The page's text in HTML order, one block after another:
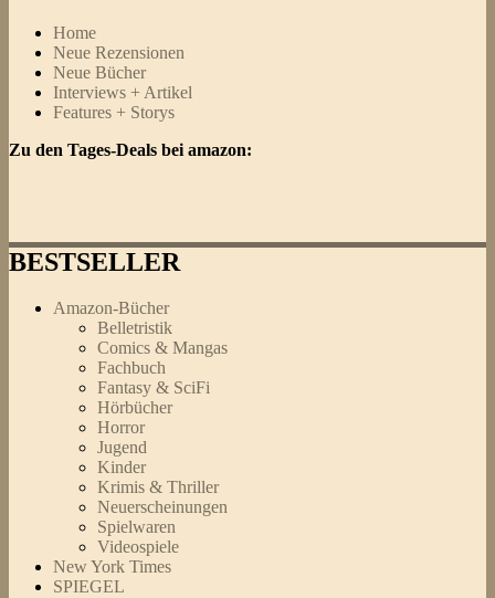
Home
Neue Rezensionen
Neue Bücher
Interviews + Artikel
Features + Storys
Zu den Tages-Deals bei amazon:
BESTSELLER
Amazon-Bücher
Belletristik
Comics & Mangas
Fachbuch
Fantasy & SciFi
Hörbücher
Horror
Jugend
Kinder
Krimis & Thriller
Neuerscheinungen
Spielwaren
Videospiele
New York Times
SPIEGEL